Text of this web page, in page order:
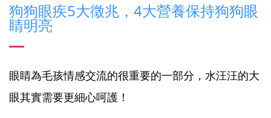
狗狗眼疾5大徵兆，4大營養保持狗狗眼
睛明亮
眼睛為毛孩情感交流的很重要的一部分，水汪汪的大
眼其實需要更細心呵護！